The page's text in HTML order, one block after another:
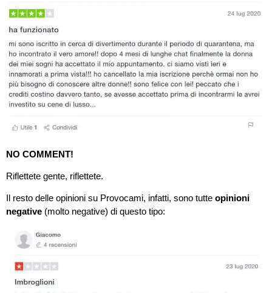
NO COMMENT!
Riflettete gente, riflettete.
Il resto delle opinioni su Provocami, infatti, sono tutte opinioni
negative (molto negative) di questo tipo: